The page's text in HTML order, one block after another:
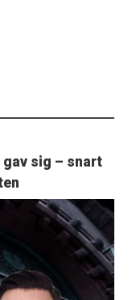
sig – snart